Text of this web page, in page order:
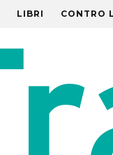
LIBRI CONTRO